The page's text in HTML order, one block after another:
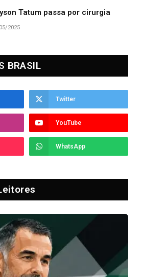
Tatum passa por cirurgia
2025
BRASIL
Twitter
YouTube
WhatsApp